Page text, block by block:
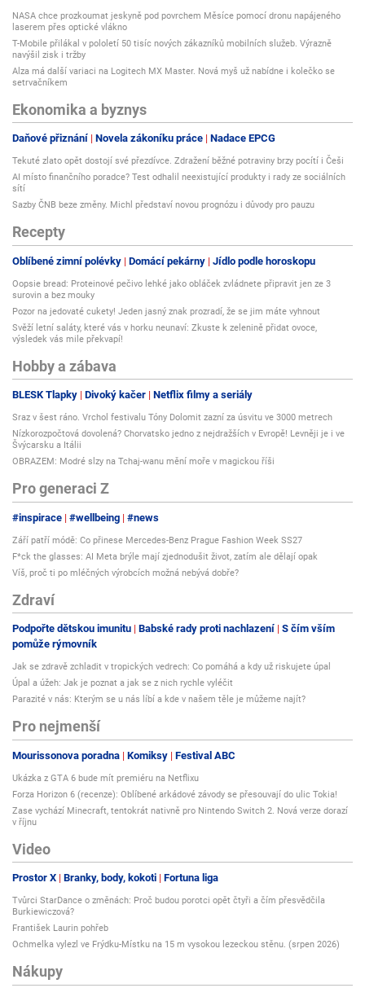
NASA chce prozkoumat jeskyně pod povrchem Měsíce pomocí dronu napájeného
laserem přes optické vlákno
T-Mobile přilákal v pololetí 50 tisíc nových zákazníků mobilních služeb. Výrazně
navýšil zisk i tržby
Alza má další variaci na Logitech MX Master. Nová myš už nabídne i kolečko se
setrvačníkem
Ekonomika a byznys
Daňové přiznání Novela zákoníku práce Nadace EPCG
Tekuté zlato opět dostojí své přezdívce. Zdražení běžné potraviny brzy pocítí i Češi
AI místo finančního poradce? Test odhalil neexistující produkty i rady ze sociálních
sítí
Sazby ČNB beze změny. Michl představí novou prognózu i důvody pro pauzu
Recepty
Oblíbené zimní polévky Domácí pekárny Jídlo podle horoskopu
Oopsie bread: Proteinové pečivo lehké jako obláček zvládnete připravit jen ze 3
surovin a bez mouky
Pozor na jedovaté cukety! Jeden jasný znak prozradí, že se jim máte vyhnout
Svěží letní saláty, které vás v horku neunaví: Zkuste k zelenině přidat ovoce,
výsledek vás mile překvapí!
Hobby a zábava
BLESK Tlapky Divoký kačer Netflix filmy a seriály
Sraz v šest ráno. Vrchol festivalu Tóny Dolomit zazní za úsvitu ve 3000 metrech
Nízkorozpočtová dovolená? Chorvatsko jedno z nejdražších v Evropě! Levněji je i ve
Švýcarsku a Itálii
OBRAZEM: Modré slzy na Tchaj-wanu mění moře v magickou říši
Pro generaci Z
#inspirace #wellbeing #news
Září patří módě: Co přinese Mercedes-Benz Prague Fashion Week SS27
F*ck the glasses: AI Meta brýle mají zjednodušit život, zatím ale dělají opak
Víš, proč ti po mléčných výrobcích možná nebývá dobře?
Zdraví
Podpořte dětskou imunitu Babské rady proti nachlazení S čím vším
pomůže rýmovník
Jak se zdravě zchladit v tropických vedrech: Co pomáhá a kdy už riskujete úpal
Úpal a úžeh: Jak je poznat a jak se z nich rychle vyléčit
Parazité v nás: Kterým se u nás líbí a kde v našem těle je můžeme najít?
Pro nejmenší
Mourissonova poradna Komiksy Festival ABC
Ukázka z GTA 6 bude mít premiéru na Netflixu
Forza Horizon 6 (recenze): Oblíbené arkádové závody se přesouvají do ulic Tokia!
Zase vychází Minecraft, tentokrát nativně pro Nintendo Switch 2. Nová verze dorazí
v říjnu
Video
Prostor X Branky, body, kokoti Fortuna liga
Tvůrci StarDance o změnách: Proč budou porotci opět čtyři a čím přesvědčila
Burkiewiczová?
František Laurin pohřeb
Ochmelka vylezl ve Frýdku-Místku na 15 m vysokou lezeckou stěnu. (srpen 2026)
Nákupy